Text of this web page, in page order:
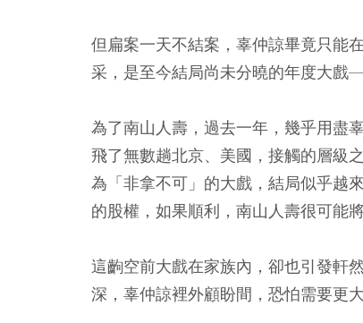
但扁案一天不結案，辜仲諒畢竟只能
采，是至今結局尚未分曉的年度大戲
為了南山人壽，過去一年，幾乎用盡
飛了無數趟北京、美國，接觸的層級
為「非拿不可」的大戲，結局似乎越
的股權，如果順利，南山人壽很可能
這齣空前大戲在家族內，卻也引發軒
深，辜仲諒裡外顧盼間，恐怕需要更